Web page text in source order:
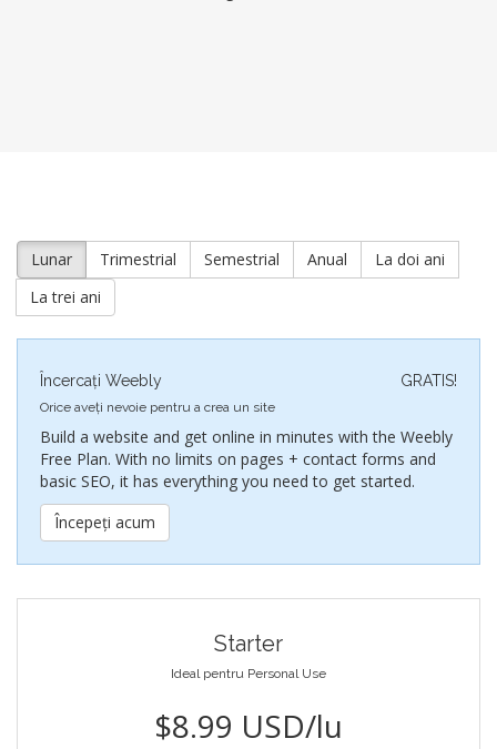
Lunar Trimestrial Semestrial Anual
La doi ani
La trei ani
GRATIS!
Încercați Weebly
Orice aveți nevoie pentru a crea un site
Build a website and get online in minutes with the Weebly
Free Plan. With no limits on pages + contact forms and
basic SEO, it has everything you need to get started.
Începeți acum
Starter
Ideal pentru Personal Use
$8.99 USD/lu